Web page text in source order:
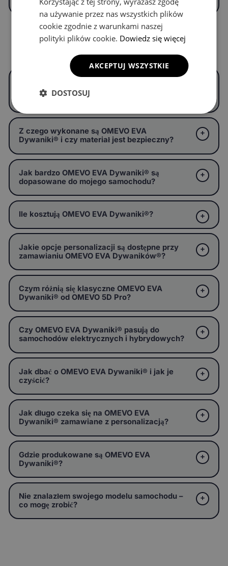
Częste pytania
różnią się od zwykłych dywaników
samochodowych?
Z czego wykonane są OMEVO EVA
Dywaniki® i czy materiał jest bezpieczny?
Jak bardzo OMEVO EVA Dywaniki® są
dopasowane do mojego samochodu?
Ile kosztują OMEVO EVA Dywaniki®?
Jakie opcje personalizacji są dostępne przy
zamawianiu OMEVO EVA Dywaników®?
Czym różnią się klasyczne OMEVO EVA
Dywaniki® od OMEVO 5D Pro?
Czy OMEVO EVA Dywaniki® pasują do
samochodów elektrycznych i hybrydowych?
Jak dbać o OMEVO EVA Dywaniki® i jak je
czyścić?
Jak długo czeka się na OMEVO EVA
Dywaniki® zamawiane z personalizacją?
Gdzie produkowane są OMEVO EVA
Dywaniki®?
Nie znalazłem swojego modelu samochodu –
co mogę zrobić?
na używanie przez nas wszystkich plików
cookie zgodnie z warunkami naszej
polityki plików cookie. Dowiedz się więcej
AKCEPTUJ WSZYSTKIE
DOSTOSUJ